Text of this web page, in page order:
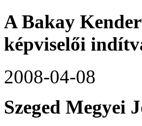
A Bakay
képviselői
2008-04-08
Szeged Megyei